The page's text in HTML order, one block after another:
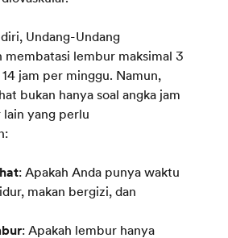
Undang-Undang
membatasi lembur maksimal 3
jam per minggu. Namun,
bukan hanya soal angka jam
yang perlu
: Apakah Anda punya waktu
makan bergizi, dan
: Apakah lembur hanya